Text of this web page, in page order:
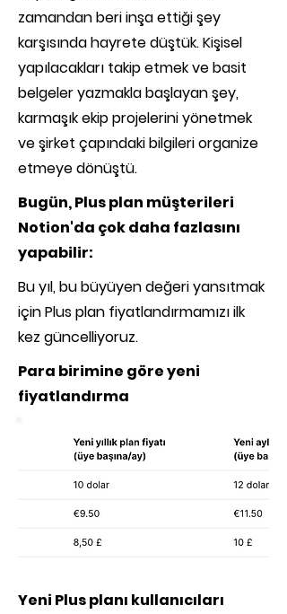
zamandan beri inşa ettiği şey
karşısında hayrete düştük. Kişisel
yapılacakları takip etmek ve basit
belgeler yazmakla başlayan şey,
karmaşık ekip projelerini yönetmek
ve şirket çapındaki bilgileri organize
etmeye dönüştü.
Bugün, Plus plan müşterileri
Notion'da çok daha fazlasını
yapabilir:
Bu yıl, bu büyüyen değeri yansıtmak
için Plus plan fiyatlandırmamızı ilk
kez güncelliyoruz.
Para birimine göre yeni
fiyatlandırma
Yeni Plus planı kullanıcıları